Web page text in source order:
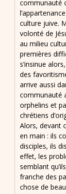
communauté
culture juive.
volonté de
au milieu
premières
s’insinue
des
arrive aussi
communauté
orphelins et
chrétiens
Alors, devant
en main : ils
disciples, ils
effet, les
semblant
franche des
chose de